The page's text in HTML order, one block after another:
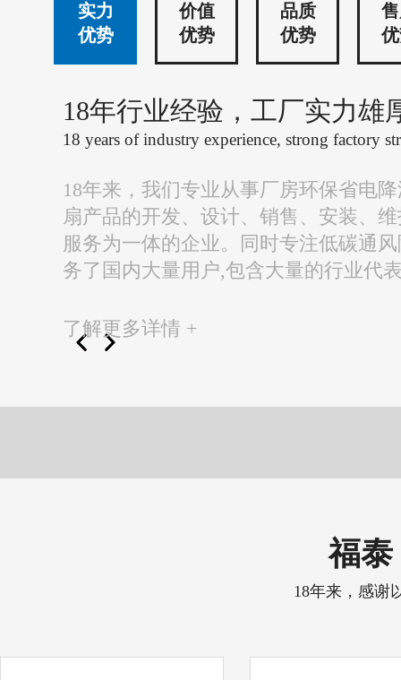
实力
优势
价值
优势
品质
优势
18年行业经验，工厂实力雄
18 years of industry experience, strong factory
18年来，我们专业从事厂房环保省电
扇产品的开发、设计、销售、安装、
服务为一体的企业。同时专注低碳通
务了国内大量用户,包含大量的行业代
了解更多详情 +
福泰
18年来，感谢